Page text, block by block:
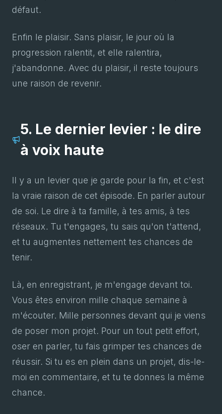
défaut.
Enfin le plaisir. Sans plaisir, le jour où la
progression ralentit, et elle ralentira,
j'abandonne. Avec du plaisir, il reste toujours
une raison de revenir.
5. Le dernier levier : le dire
à voix haute
Il y a un levier que je garde pour la fin, et c'est
la vraie raison de cet épisode. En parler autour
de soi. Le dire à ta famille, à tes amis, à tes
réseaux. Tu t'engages, tu sais qu'on t'attend,
et tu augmentes nettement tes chances de
tenir.
Là, en enregistrant, je m'engage devant toi.
Vous êtes environ mille chaque semaine à
m'écouter. Mille personnes devant qui je viens
de poser mon projet. Pour un tout petit effort,
oser en parler, tu fais grimper tes chances de
réussir. Si tu es en plein dans un projet, dis-le-
moi en commentaire, et tu te donnes la même
chance.